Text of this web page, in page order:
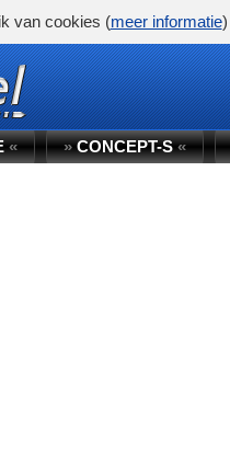
« »CONCEPT-S«
van cookies (meer informatie)